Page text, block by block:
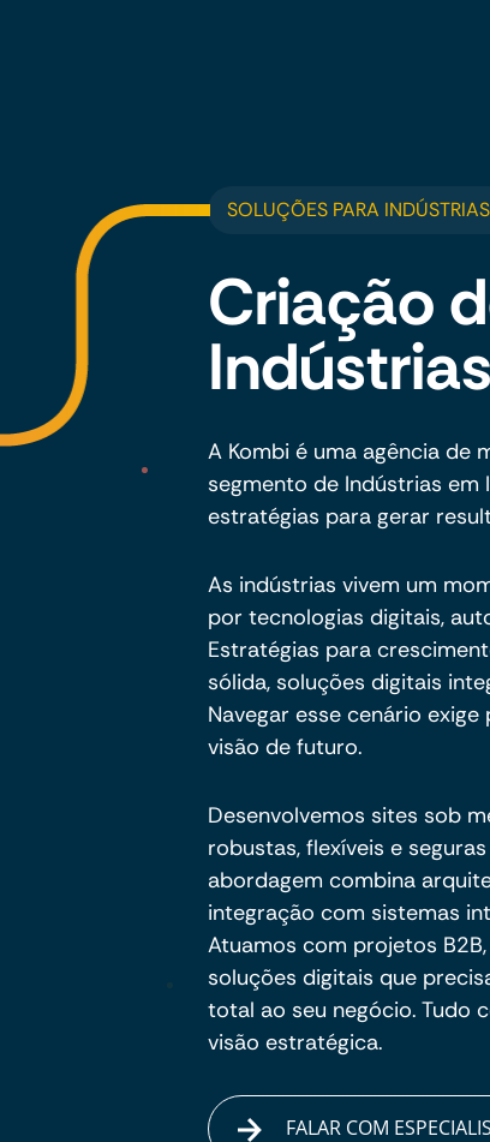
SOLUÇÕES PARA
Criação
A Kombi é uma agência de
segmento de Indústrias em
estratégias para gerar
As indústrias vivem um
por tecnologias digitais,
Estratégias para
sólida, soluções digitais
Navegar esse cenário
visão de futuro.
Desenvolvemos sites sob
robustas, flexíveis e
abordagem combina
integração com sistemas
Atuamos com projetos
soluções digitais que
total ao seu negócio. Tudo
visão estratégica.
FALAR COM